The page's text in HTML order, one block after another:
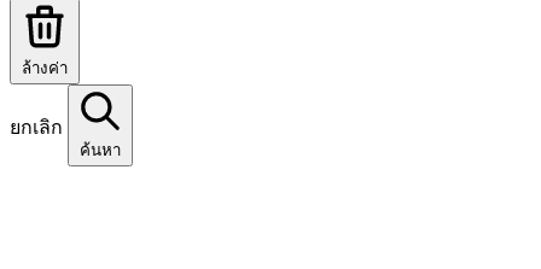
ล้างค่า
ยกเลิก
ค้นหา